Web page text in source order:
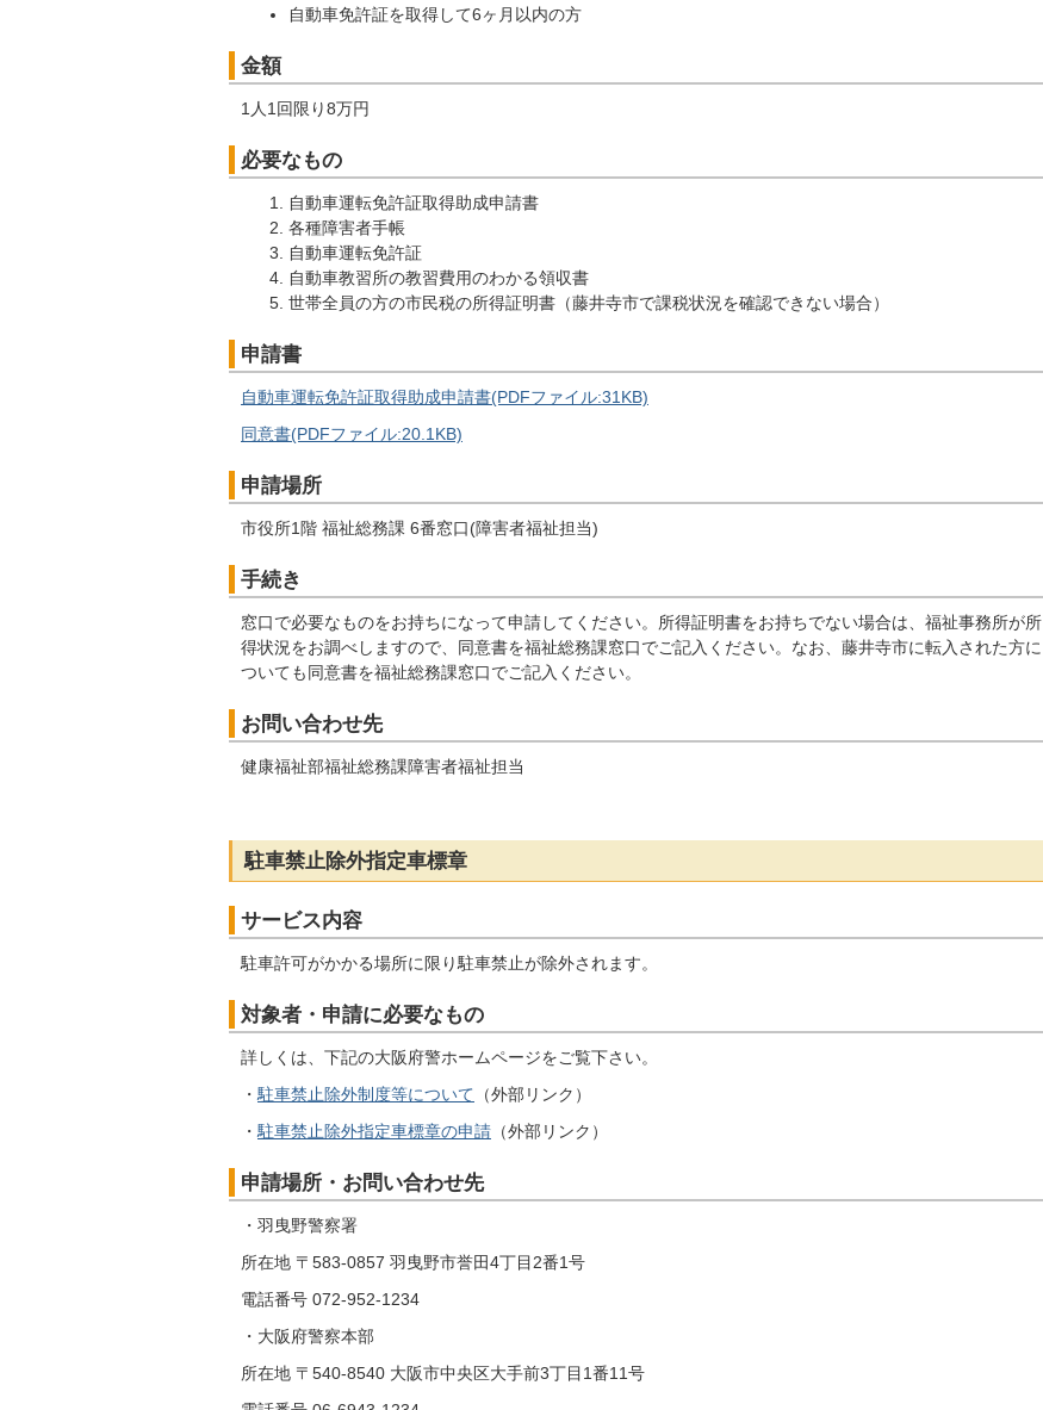
自動車免許証を取得して6ヶ月以内の方
金額
1人1回限り8万円
必要なもの
自動車運転免許証取得助成申請書
各種障害者手帳
自動車運転免許証
自動車教習所の教習費用のわかる領収書
世帯全員の方の市民税の所得証明書（藤井寺市で課税状況を確認できない場合）
申請書
自動車運転免許証取得助成申請書(PDFファイル:31KB)
同意書(PDFファイル:20.1KB)
申請場所
市役所1階 福祉総務課 6番窓口(障害者福祉担当)
手続き
窓口で必要なものをお持ちになって申請してください。所得証明書をお持ちでない場合は、福祉事務所が所
得状況をお調べしますので、同意書を福祉総務課窓口でご記入ください。なお、藤井寺市に転入された方に
ついても同意書を福祉総務課窓口でご記入ください。
お問い合わせ先
健康福祉部福祉総務課障害者福祉担当
駐車禁止除外指定車標章
サービス内容
駐車許可がかかる場所に限り駐車禁止が除外されます。
対象者・申請に必要なもの
詳しくは、下記の大阪府警ホームページをご覧下さい。
・ 駐車禁止除外制度等について （外部リンク）
・ 駐車禁止除外指定車標章の申請 （外部リンク）
申請場所・お問い合わせ先
・羽曳野警察署
所在地 〒583-0857 羽曳野市誉田4丁目2番1号
電話番号 072-952-1234
・大阪府警察本部
所在地 〒540-8540 大阪市中央区大手前3丁目1番11号